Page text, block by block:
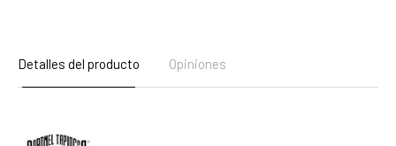
Detalles del producto Opiniones